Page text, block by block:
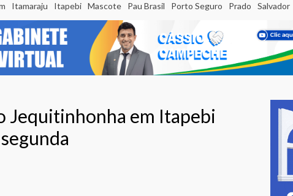
Itamaraju Itapebi Mascote Pau Brasil Porto Seguro Prado Salvador
Jequitinhonha em Itapebi